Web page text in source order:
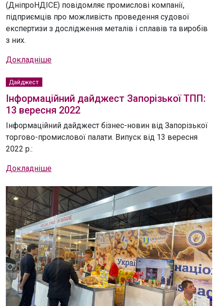
(ДніпроНДІСЕ) повідомляє промислові компанії,
підприємців про можливість проведення судової
експертизи з дослідження металів і сплавів та виробів
з них.
Докладніше
Дайджест
Інформаційний дайджест Запорізької ТПП:
13 вересня 2022
Інформаційний дайджест бізнес-новин від Запорізької
торгово-промислової палати. Випуск від 13 вересня
2022 р.:
Докладніше